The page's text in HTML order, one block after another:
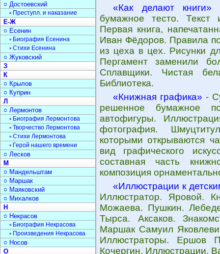
«Как делают книги»
бумажное тесто. Текст
Первая книга,
Иван Фёдоров. Правила
из цеха в цех. Рисунки
Пергамент заменили
Сплавщики. Чистая
Библиотека.
«Книжная графика» -
решенное бумажное
автофигуры.
фотография.
которыми открываются
вид графического
составная часть
композиция
«Иллюстрации к
Иллюстратор. Яровой.
Можаева. Пушкин.
Тырса. Аксаков.
Маршак Самуил
Иллюстраторы. Ершов
Кочергин. Иллюстрации.
○ Достоевский
▫ Преступл. и наказание
Е-Ж
○ Есенин
▫ Биография Есенина
▫ Стихи Есенина
○ Жуковский
З
К
○ Крылов
○ Куприн
Л
○ Лермонтов
▫ Биография Лермонтова
▫ Творчество Лермонтова
▫ Стихи Лермонтова
▫ Герой нашего времени
○ Лесков
М
○ Мандельштам
○ Маршак
○ Маяковский
○ Михалков
Н
○ Некрасов
▫ Биография Некрасова
▫ Произведения Некрасова
○ Носов
О